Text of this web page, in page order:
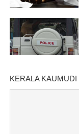
KERALA KAUMUDI